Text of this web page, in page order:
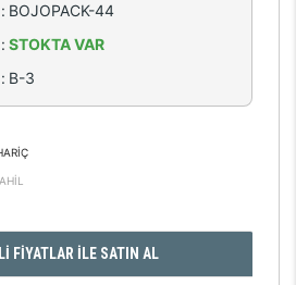
: BOJOPACK-44
: STOKTA VAR
: B-3
FİYATLAR İLE SATIN AL